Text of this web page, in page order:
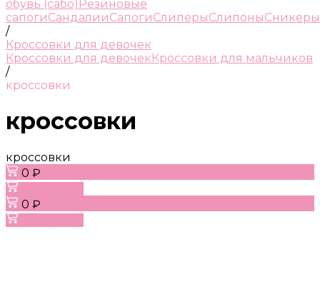
обувь (сабо) Резиновые
сапогиСандалииСапогиСлиперыСлипоныСникеры
/
Кроссовки для девочек
Кроссовки для девочекКроссовки для мальчиков
/
кроссовки
кроссовки
кроссовки
0 ₽
0 ₽